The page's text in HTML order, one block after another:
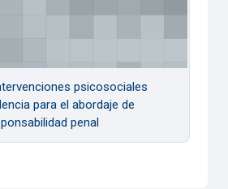
psicosociales
para el abordaje de
penal